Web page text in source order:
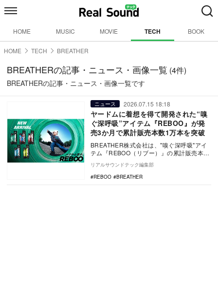
HOME MUSIC MOVIE TECH BOOK
HOME TECH BREATHER
BREATHERの記事・ニュース・画像一覧 (4件)
BREATHERの記事・ニュース・画像一覧です
ニュース 2026.07.15 18:18
ヤードムに着想を得て開発された“嗅
ぐ深呼吸”アイテム『REBOO』が発
売3か月で累計販売本数1万本を突破
BREATHER株式会社は、"嗅ぐ深呼吸"アイ
テム『REBOO（リブー）』の累計販売本数
が、2026年4月の発売開始から同社最速…
リアルサウンドテック編集部
REBOO
BREATHER